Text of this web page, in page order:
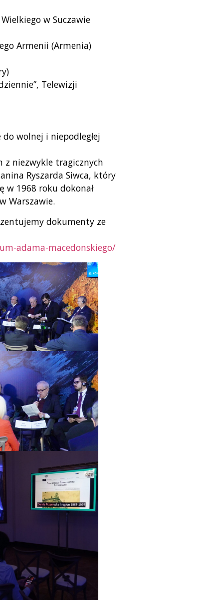
w Suczawie
Armenii (Armenia)
Telewizji
wolnej i niepodległej
z niezwykle tragicznych
Ryszarda Siwca, który
w 1968 roku dokonał
Warszawie.
dokumenty ze
adama-macedonskiego/